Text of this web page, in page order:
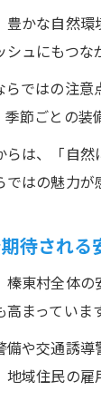
豊かな自然
ュにもつな
らではの注
節ごとの装
らは、「自
はの魅力が
待される
東村全体
まっています
備や交通誘
域住民の雇